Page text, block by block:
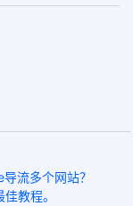
流多个网站？
教程。